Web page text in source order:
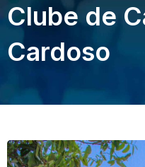
Clube de
Cardoso